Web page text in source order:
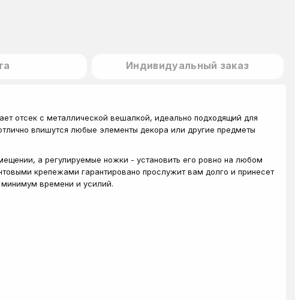
Индивидуальный заказ
отсек с металлической вешалкой, идеально подходящий для
впишутся любые элементы декора или другие предметы
а регулируемые ножки - установить его ровно на любом
крепежами гарантировано прослужит вам долго и принесет
минимум времени и усилий.